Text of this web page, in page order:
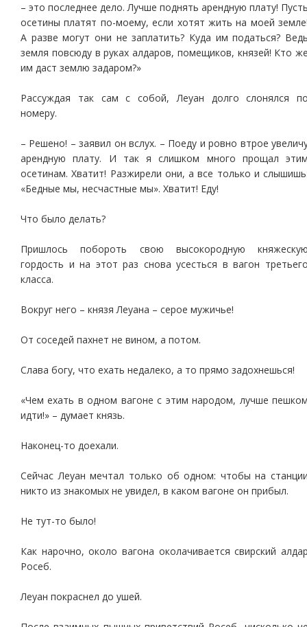
– это последнее дело. Лучше поднять арендную плату!
осетины платят по-моему, если хотят жить на моей
А разве могут они не заплатить? Куда им податься?
земля повсюду в руках алдаров, помещиков, князей! Кто
им даст землю задаром?»
Рассуждая так сам с собой, Леуан долго слонялся
номеру.
– Решено! – заявил он вслух. – Поеду и ровно втрое
арендную плату. И так я слишком много прощал
осетинам. Хватит! Разжирели они, а все только и
«Бедные мы, несчастные мы». Хватит! Еду!
Что было делать?
Пришлось побороть свою высокородную
гордость и на этот раз снова усесться в вагон
класса.
Вокруг него – князя Леуана – серое мужичье!
От соседей пахнет не вином, а потом.
Слава богу, что ехать недалеко, а то прямо задохнешься!
«Чем ехать в одном вагоне с этим народом, лучше
идти!» – думает князь.
Наконец-то доехали.
Сейчас Леуан мечтал только об одном: чтобы на
никто из знакомых не увидел, в каком вагоне он прибыл.
Не тут-то было!
Как нарочно, около вагона околачивается свирский
Росеб.
Леуан покраснел до ушей.